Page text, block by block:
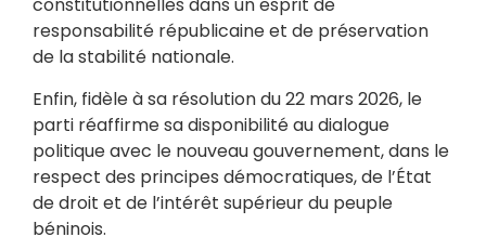
constitutionnelles dans un esprit de
responsabilité républicaine et de préservation
de la stabilité nationale.
Enfin, fidèle à sa résolution du 22 mars 2026, le
parti réaffirme sa disponibilité au dialogue
politique avec le nouveau gouvernement, dans le
respect des principes démocratiques, de l’État
de droit et de l’intérêt supérieur du peuple
béninois.